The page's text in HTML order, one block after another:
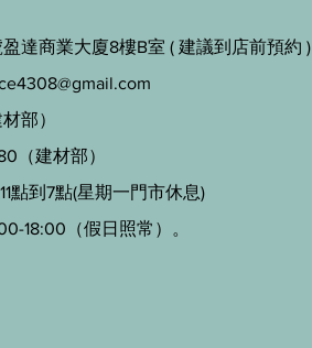
盈達商業大廈8樓B室 ( 建議到店前預約 )
部）
（建材部）
點到7點(星期一門市休息)
18:00（假日照常）。